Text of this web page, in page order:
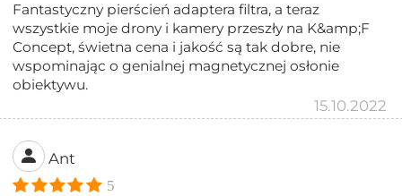
Fantastyczny pierścień adaptera filtra, a teraz
wszystkie moje drony i kamery przeszły na K&amp;F
Concept, świetna cena i jakość są tak dobre, nie
wspominając o genialnej magnetycznej osłonie
obiektywu.
15.10.2022
Ant
5